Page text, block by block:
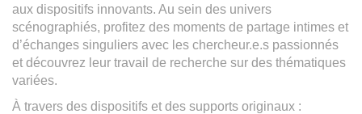
aux dispositifs innovants. Au sein des univers
scénographiés, profitez des moments de partage intimes et
d’échanges singuliers avec les chercheur.e.s passionnés
et découvrez leur travail de recherche sur des thématiques
variées.
À travers des dispositifs et des supports originaux :